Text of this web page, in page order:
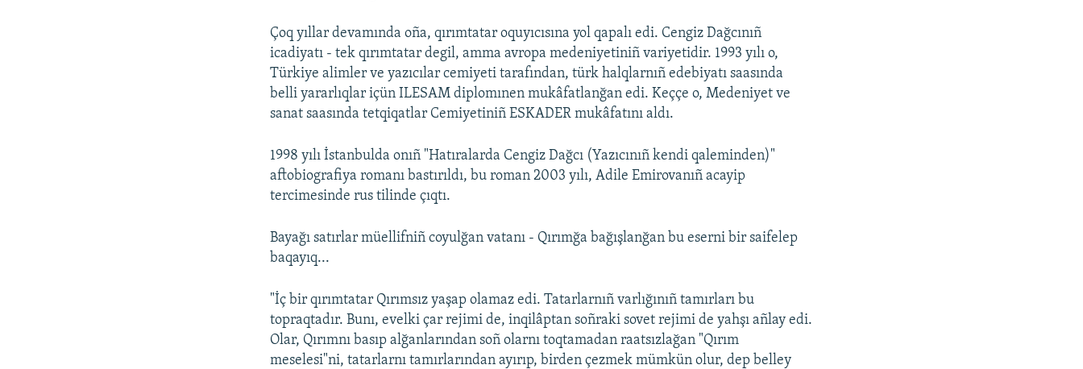
Çoq yıllar devamında oña, qırımtatar oquyıcısına yol qapalı edi. Cengiz Dağcınıñ
icadiyatı - tek qırımtatar degil, amma avropa medeniyetiniñ variyetidir. 1993 yılı o,
Türkiye alimler ve yazıcılar cemiyeti tarafından, türk halqlarnıñ edebiyatı saasında
belli yararlıqlar içün ILESAM diplomınen mukâfatlanğan edi. Keççe o, Medeniyet ve
sanat saasında tetqiqatlar Cemiyetiniñ ESKADER mukâfatını aldı.
1998 yılı İstanbulda onıñ "Hatıralarda Cengiz Dağcı (Yazıcınıñ kendi qaleminden)"
aftobiografiya romanı bastırıldı, bu roman 2003 yılı, Adile Emirovanıñ acayip
tercimesinde rus tilinde çıqtı.
Bayağı satırlar müellifniñ coyulğan vatanı - Qırımğa bağışlanğan bu eserni bir saifelep
baqayıq...
"İç bir qırımtatar Qırımsız yaşap olamaz edi. Tatarlarnıñ varlığınıñ tamırları bu
topraqtadır. Bunı, evelki çar rejimi de, inqilâptan soñraki sovet rejimi de yahşı añlay edi.
Olar, Qırımnı basıp alğanlarından soñ olarnı toqtamadan raatsızlağan "Qırım
meselesi"ni, tatarlarnı tamırlarından ayırıp, birden çezmek mümkün olur, dep belley